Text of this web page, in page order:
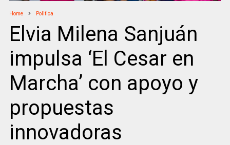
Home Politica
Elvia Milena Sanjuán
impulsa ‘El Cesar en
Marcha’ con apoyo y
propuestas
innovadoras